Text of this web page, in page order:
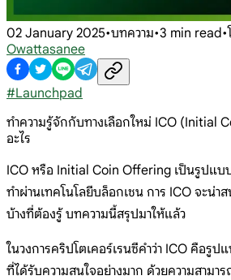
02 January 2025•บทความ•3 min read•
Owattasanee
#Launchpad
ทำความรู้จักกับทางเลือกใหม่ ICO (Initial
อะไร
ICO หรือ Initial Coin Offering เป็นรูปแบ
ทำผ่านเทคโนโลยีบล็อกเชน การ ICO จะน่า
บ้างที่ต้องรู้ บทความนี้สรุปมาให้แล้ว
ในวงการคริปโตเคอร์เรนซีคำว่า ICO คือรู
ที่ได้รับความสนใจอย่างมาก ด้วยความสามา